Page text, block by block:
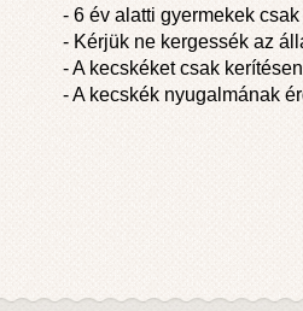
- 6 év alatti gyermekek
- Kérjük ne kergessék az
- A kecskéket csak
- A kecskék nyugalmának